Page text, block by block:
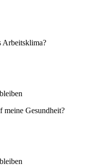
Arbeitsklima?
meine Gesundheit?